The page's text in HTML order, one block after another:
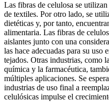
Las fibras de celulosa se
de textiles. Por otro lado, se
dietéticas y, por tanto,
alimentaria. Las fibras de
aislantes junto con una
las hace adecuadas para su uso
tejados. Otras industrias, como
química y la farmacéutica,
múltiples aplicaciones. Se
industrias de uso final a
celulósicas impulse el